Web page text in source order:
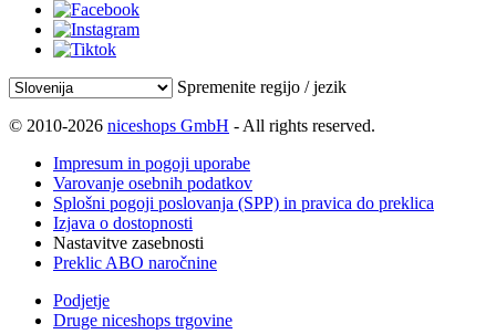
Spremenite regijo / jezik
© 2010-2026 niceshops GmbH - All rights reserved.
Impresum in pogoji uporabe
Varovanje osebnih podatkov
Splošni pogoji poslovanja (SPP) in pravica do preklica
Izjava o dostopnosti
Nastavitve zasebnosti
Preklic ABO naročnine
Podjetje
Druge niceshops trgovine